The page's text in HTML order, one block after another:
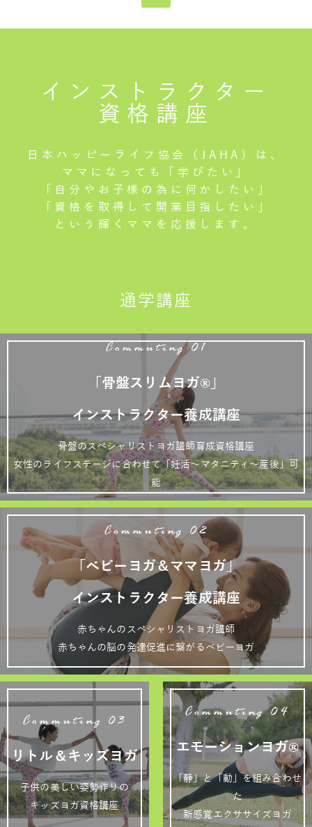
インストラクター
資格講座
日本ハッピーライフ協会（JAHA）は、
ママになっても「学びたい」
「自分やお子様の為に何かしたい」
「資格を取得して開業目指したい」
という輝くママを応援します。
通学講座
Commuting 01
「骨盤スリムヨガ®」
インストラクター養成講座
骨盤のスペシャリストヨガ講師育成資格講座
女性のライフステージに合わせて「妊活～マタニティ～産後」可
能
Commuting 02
「ベビーヨガ＆ママヨガ」
インストラクター養成講座
赤ちゃんのスペシャリストヨガ講師
赤ちゃんの脳の発達促進に繋がるベビーヨガ
Commuting 03
リトル＆キッズヨガ
子供の美しい姿勢作りの
キッズヨガ資格講座
Commuting 04
エモーションヨガ®
「静」と「動」を組み合わせ
た
新感覚エクササイズヨガ